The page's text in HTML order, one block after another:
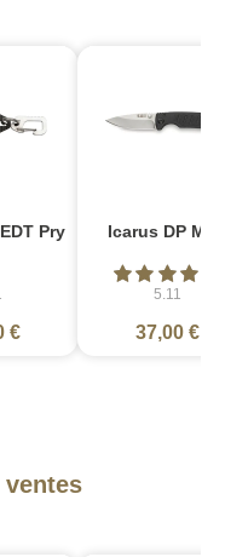
Pry
€
Icarus DP Mini
5.11
37,00 €
ventes